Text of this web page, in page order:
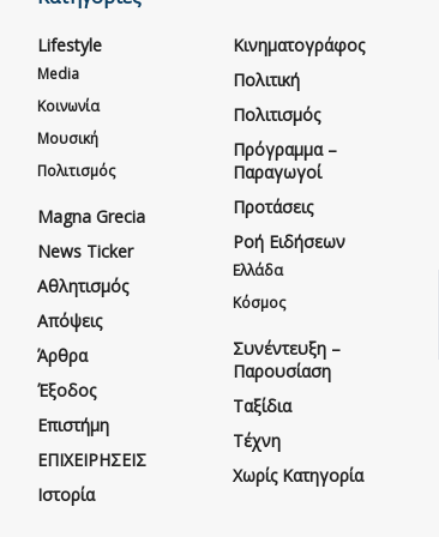
Lifestyle
Media
Κοινωνία
Μουσική
Πολιτισμός
Magna Grecia
News Ticker
Αθλητισμός
Απόψεις
Άρθρα
Έξοδος
Επιστήμη
ΕΠΙΧΕΙΡΗΣΕΙΣ
Ιστορία
Κινηματογράφος
Πολιτική
Πολιτισμός
Πρόγραμμα –
Παραγωγοί
Προτάσεις
Ροή Ειδήσεων
Ελλάδα
Κόσμος
Συνέντευξη –
Παρουσίαση
Ταξίδια
Τέχνη
Χωρίς Κατηγορία